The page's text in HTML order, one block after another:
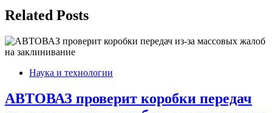
Related Posts
Наука и технологии
АВТОВАЗ проверит коробки передач